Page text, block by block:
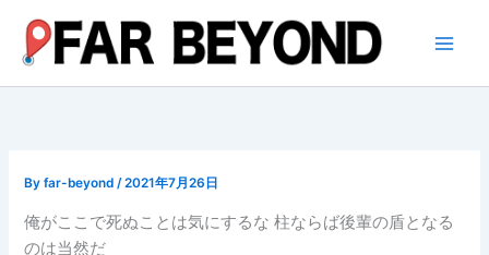
ス
Byfar-beyond/2021年7月26日
俺がここで死ぬことは気にするな 柱ならば後輩の盾となる
のは当然だ